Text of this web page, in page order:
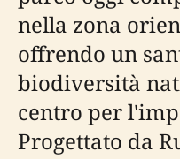
nella zona
offrendo un
biodiversità
centro per
Progettato da